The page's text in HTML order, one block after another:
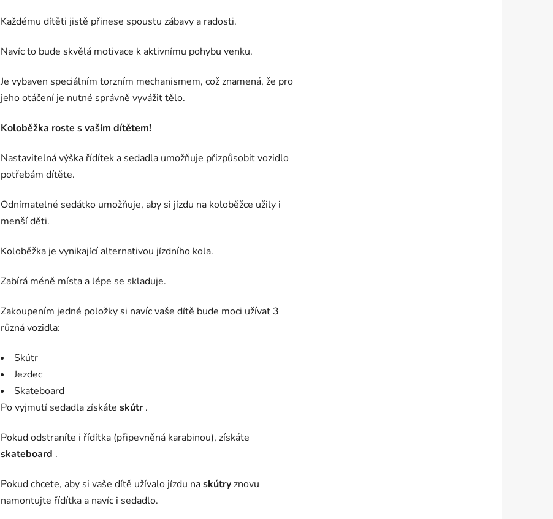
Každému dítěti jistě přinese spoustu zábavy a radosti.
Navíc to bude skvělá motivace k aktivnímu pohybu venku.
Je vybaven speciálním torzním mechanismem, což znamená, že pro
jeho otáčení je nutné správně vyvážit tělo.
Koloběžka roste s vaším dítětem!
Nastavitelná výška řídítek a sedadla umožňuje přizpůsobit vozidlo
potřebám dítěte.
Odnímatelné sedátko umožňuje, aby si jízdu na koloběžce užily i
menší děti.
Koloběžka je vynikající alternativou jízdního kola.
Zabírá méně místa a lépe se skladuje.
Zakoupením jedné položky si navíc vaše dítě bude moci užívat 3
různá vozidla:
Skútr
Jezdec
Skateboard
Po vyjmutí sedadla získáte skútr .
Pokud odstraníte i řídítka (připevněná karabinou), získáte
skateboard .
Pokud chcete, aby si vaše dítě užívalo jízdu naskútryznovu
namontujte řídítka a navíc i sedadlo.